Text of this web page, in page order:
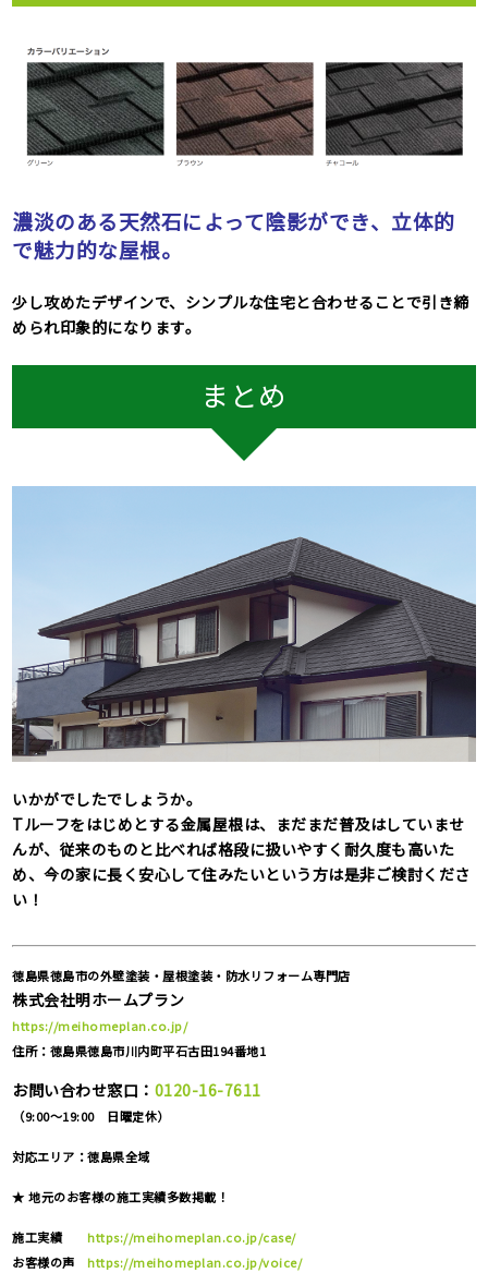
濃淡のある天然石によって陰影ができ、立体的
で魅力的な屋根。
少し攻めたデザインで、シンプルな住宅と合わせることで引き締
められ印象的になります。
まとめ
いかがでしたでしょうか。
Tルーフをはじめとする金属屋根は、まだまだ普及はしていませ
んが、従来のものと比べれば格段に扱いやすく耐久度も高いた
め、今の家に長く安心して住みたいという方は是非ご検討くださ
い！
徳島県徳島市の外壁塗装・屋根塗装・防水リフォーム専門店
株式会社明ホームプラン
https://meihomeplan.co.jp/
住所：徳島県徳島市川内町平石古田194番地1
お問い合わせ窓口： 0120-16-7611
（9:00～19:00 日曜定休）
対応エリア：徳島県全域
★ 地元のお客様の施工実績多数掲載！
施工実績
https://meihomeplan.co.jp/case/
お客様の声
https://meihomeplan.co.jp/voice/